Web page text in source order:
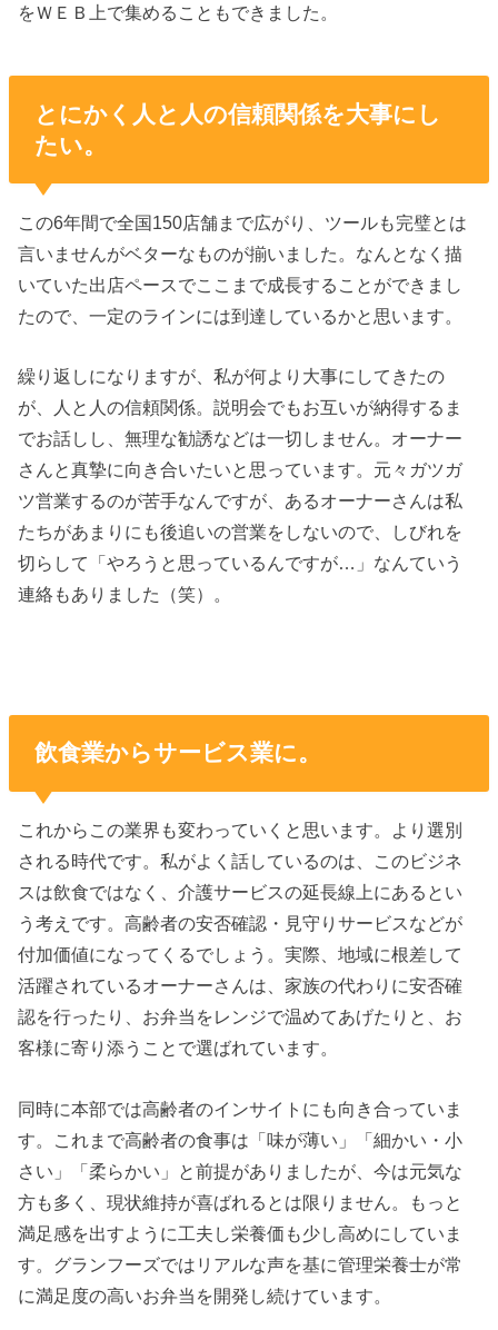
をＷＥＢ上で集めることもできました。
とにかく人と人の信頼関係を大事にし
たい。
この6年間で全国150店舗まで広がり、ツールも完璧とは
言いませんがベターなものが揃いました。なんとなく描
いていた出店ペースでここまで成長することができまし
たので、一定のラインには到達しているかと思います。
繰り返しになりますが、私が何より大事にしてきたの
が、人と人の信頼関係。説明会でもお互いが納得するま
でお話しし、無理な勧誘などは一切しません。オーナー
さんと真摯に向き合いたいと思っています。元々ガツガ
ツ営業するのが苦手なんですが、あるオーナーさんは私
たちがあまりにも後追いの営業をしないので、しびれを
切らして「やろうと思っているんですが…」なんていう
連絡もありました（笑）。
飲食業からサービス業に。
これからこの業界も変わっていくと思います。より選別
される時代です。私がよく話しているのは、このビジネ
スは飲食ではなく、介護サービスの延長線上にあるとい
う考えです。高齢者の安否確認・見守りサービスなどが
付加価値になってくるでしょう。実際、地域に根差して
活躍されているオーナーさんは、家族の代わりに安否確
認を行ったり、お弁当をレンジで温めてあげたりと、お
客様に寄り添うことで選ばれています。
同時に本部では高齢者のインサイトにも向き合っていま
す。これまで高齢者の食事は「味が薄い」「細かい・小
さい」「柔らかい」と前提がありましたが、今は元気な
方も多く、現状維持が喜ばれるとは限りません。もっと
満足感を出すように工夫し栄養価も少し高めにしていま
す。グランフーズではリアルな声を基に管理栄養士が常
に満足度の高いお弁当を開発し続けています。